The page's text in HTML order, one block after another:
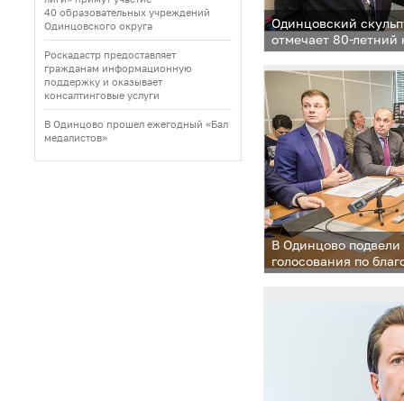
40 образовательных учреждений
Одинцовского округа
Роскадастр предоставляет
гражданам информационную
поддержку и оказывает
консалтинговые услуги
В Одинцово прошел ежегодный «Бал
медалистов»
Одинцовский
отмечает 80-летний
В Одинцово подвели
голосования по
набережной пруда